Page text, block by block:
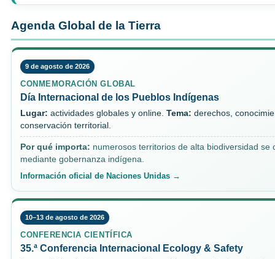
Agenda Global de la Tierra
9 de agosto de 2026
CONMEMORACIÓN GLOBAL
Día Internacional de los Pueblos Indígenas
Lugar: actividades globales y online. Tema: derechos,
conservación territorial.
Por qué importa: numerosos territorios de alta biodiversidad se
mediante gobernanza indígena.
Información oficial de Naciones Unidas →
10–13 de agosto de 2026
CONFERENCIA CIENTÍFICA
35.ª Conferencia Internacional Ecology & Safety